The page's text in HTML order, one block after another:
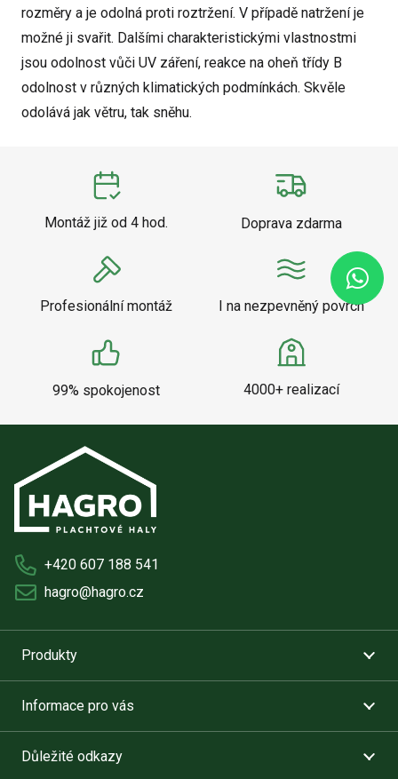
rozměry a je odolná proti roztržení. V případě natržení je
možné ji svařit. Dalšími charakteristickými vlastnostmi
jsou odolnost vůči UV záření, reakce na oheň třídy B
odolnost v různých klimatických podmínkách. Skvěle
odolává jak větru, tak sněhu.
Montáž již od 4 hod. Doprava zdarma
Profesionální montáž I na nezpevněný povrch
99% spokojenost 4000+ realizací
+420 607 188 541
hagro@hagro.cz
Produkty
Informace pro vás
Důležité odkazy